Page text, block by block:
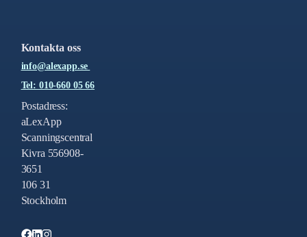
Kontakta oss
info@alexapp.se
Tel: 010-660 05 66
Postadress:
aLexApp
Scanningscentral
Kivra 556908-
3651
106 31
Stockholm